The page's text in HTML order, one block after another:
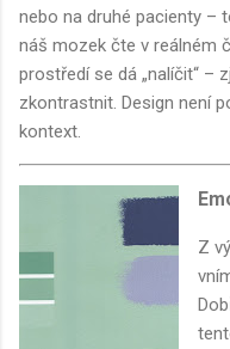
nebo na druhé pacienty –
náš mozek čte v reálném
prostředí se dá „nalíčit“ –
zkontrastnit. Design není
kontext.
Z